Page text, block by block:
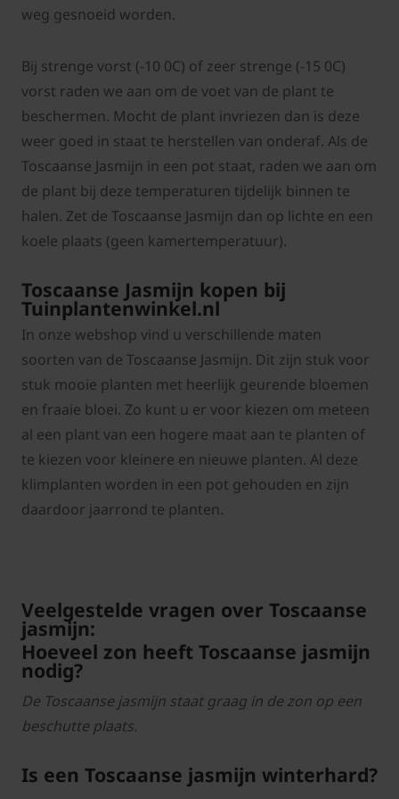
weg gesnoeid worden.
Bij strenge vorst (-10 0C) of zeer strenge (-15 0C)
vorst raden we aan om de voet van de plant te
beschermen. Mocht de plant invriezen dan is deze
weer goed in staat te herstellen van onderaf. Als de
Toscaanse Jasmijn in een pot staat, raden we aan om
de plant bij deze temperaturen tijdelijk binnen te
halen. Zet de Toscaanse Jasmijn dan op lichte en een
koele plaats (geen kamertemperatuur).
Toscaanse Jasmijn kopen bij
Tuinplantenwinkel.nl
In onze webshop vind u verschillende maten
soorten van de Toscaanse Jasmijn. Dit zijn stuk voor
stuk mooie planten met heerlijk geurende bloemen
en fraaie bloei. Zo kunt u er voor kiezen om meteen
al een plant van een hogere maat aan te planten of
te kiezen voor kleinere en nieuwe planten. Al deze
klimplanten worden in een pot gehouden en zijn
daardoor jaarrond te planten.
Veelgestelde vragen over Toscaanse
jasmijn:
Hoeveel zon heeft Toscaanse jasmijn
nodig?
De Toscaanse jasmijn staat graag in de zon op een
beschutte plaats.
Is een Toscaanse jasmijn winterhard?